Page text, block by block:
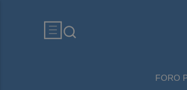
FORO